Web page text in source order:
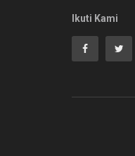
Ikuti Kami